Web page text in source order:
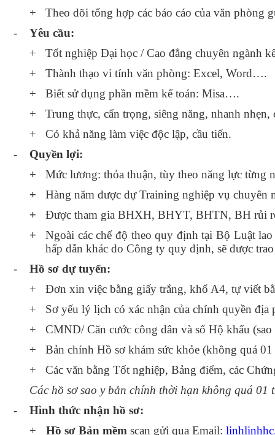
+
Theo dõi tổng hợp các báo cáo của văn phòng
-
Yêu cầu:
+
Tốt nghiệp Đại học / Cao đẳng chuyên ngành
+
Thành thạo vi tính văn phòng: Excel, Word….
+
Biết sử dụng phần mềm kế toán: Misa….
+
Trung thực, cẩn trọng, siêng năng, nhanh
+
Có khả năng làm việc độc lập, cầu tiến.
-
Quyền lợi:
+
Mức lương: thỏa thuận, tùy theo năng lực từng
+
Hàng năm được dự Training nghiệp vụ chuyên
+
Được tham gia BHXH, BHYT, BHTN, BH rủi
+
Ngoài các chế độ theo quy định tại Bộ Luật
hấp dẫn khác do Công ty quy định, sẽ được
-
Hồ sơ dự tuyển:
+
Đơn xin việc bằng giấy trắng, khổ A4, tự viết
+
Sơ yếu lý lịch có xác nhận của chính quyền địa
+
CMND/ Căn cước công dân và sổ Hộ khẩu
+
Bản chính Hồ sơ khám sức khỏe (không quá
+
Các văn bằng Tốt nghiệp, Bảng điểm, các
Các hồ sơ sao y bản chính thời hạn không quá 01
-
Hình thức nhận hồ sơ:
+
Hồ sơ Bản mềm scan gửi qua Email: